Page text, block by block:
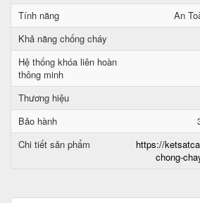
Tính năng
An
Khả năng chống cháy
Hệ thống khóa liên hoàn
thông minh
Thương hiệu
Bảo hành
Chi tiết sản phẩm
https://
chong-